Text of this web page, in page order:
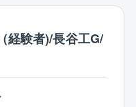
）
、修繕工事の提案プ
経験者)/長谷工G/